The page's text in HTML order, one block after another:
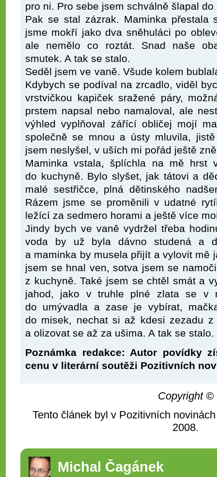
pro ni. Pro sebe jsem schválně šlapal do
Pak se stal zázrak. Maminka přestala
jsme mokří jako dva sněhuláci po
ale nemělo co roztát. Snad naše
smutek. A tak se stalo.
Seděl jsem ve vaně. Všude kolem
Kdybych se podíval na zrcadlo, viděl
vrstvičkou kapiček sražené páry,
prstem napsal nebo namaloval, ale
výhled vyplňoval zářící obličej mojí
společně se mnou a ústy mluvila,
jsem neslyšel, v uších mi pořád ještě
Maminka vstala, šplíchla na mě hrst
do kuchyně. Bylo slyšet, jak tátovi a
malé sestřičce, plná dětinského
Rázem jsme se proměnili v udatné
ležící za sedmero horami a ještě více
Jindy bych ve vaně vydržel třeba
voda by už byla dávno studená a
a maminka by musela přijít a vylovit mě
jsem se hnal ven, sotva jsem se
z kuchyně. Také jsem se chtěl smát a
jahod, jako v truhle plné zlata se v
do umývadla a zase je vybírat,
do misek, nechat si až kdesi zezadu
a olizovat se až za ušima. A tak se
Poznámka redakce: Autor povídky
cenu v literární soutěži Pozitivních
Copyright ©
Tento článek byl v Pozitivních
2008.
Michal Čagánek